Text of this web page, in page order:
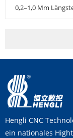
0,2–1,0 Mm
Hengli CNC
ein nationales